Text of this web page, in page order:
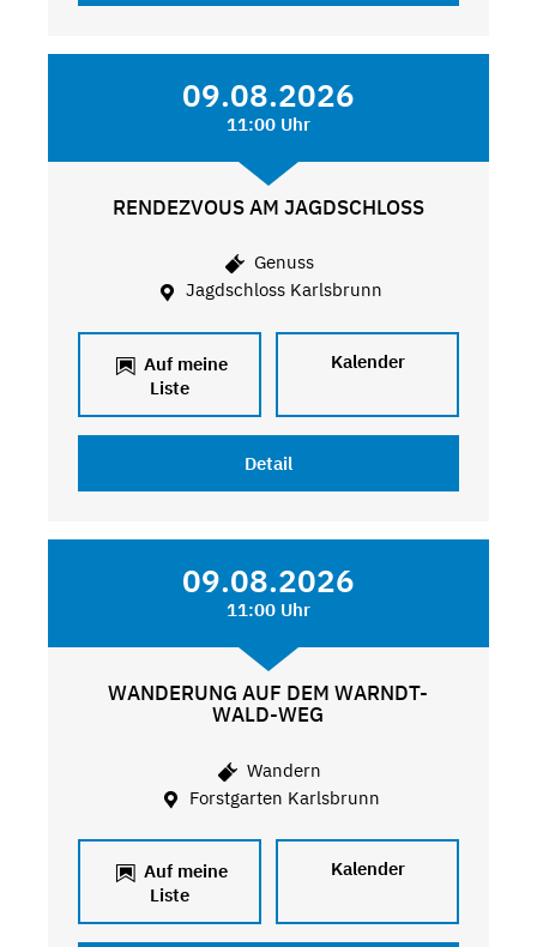
09.08.2026
11:00 Uhr
RENDEZVOUS AM JAGDSCHLOSS
Genuss
Jagdschloss Karlsbrunn
Auf meine
Liste
Kalender
Detail
09.08.2026
11:00 Uhr
WANDERUNG AUF DEM WARNDT-
WALD-WEG
Wandern
Forstgarten Karlsbrunn
Auf meine
Liste
Kalender